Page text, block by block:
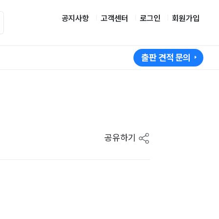
공지사항 고객센터 로그인 회원가입
출판 견적 문의
공유하기